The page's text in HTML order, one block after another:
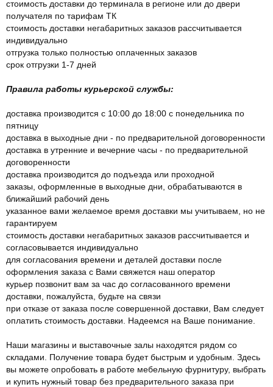
стоимость доставки до терминала в регионе или до двери
получателя по тарифам ТК
стоимость доставки негабаритных заказов рассчитывается
индивидуально
отгрузка только полностью оплаченных заказов
срок отгрузки 1-7 дней
Правила работы курьерской службы:
доставка производится с 10:00 до 18:00 с понедельника по
пятницу
доставка в выходные дни - по предварительной договоренности
доставка в утренние и вечерние часы - по предварительной
договоренности
доставка производится до подъезда или проходной
заказы, оформленные в выходные дни, обрабатываются в
ближайший рабочий день
указанное вами желаемое время доставки мы учитываем, но не
гарантируем
стоимость доставки негабаритных заказов рассчитывается и
согласовывается индивидуально
для согласования времени и деталей доставки после
оформления заказа с Вами свяжется наш оператор
курьер позвонит вам за час до согласованного времени
доставки, пожалуйста, будьте на связи
при отказе от заказа после совершенной доставки, Вам следует
оплатить стоимость доставки. Надеемся на Ваше понимание.
Наши магазины и выставочные залы находятся рядом со
складами. Получение товара будет быстрым и удобным. Здесь
вы можете опробовать в работе мебельную фурнитуру, выбрать
и купить нужный товар без предварительного заказа при